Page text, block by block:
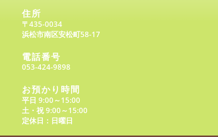
住所
〒435-0034
浜松市南区安松町58-17
電話番号
053-424-9898
お預かり時間
平日 9:00～15:00
土・祝 9:00～15:00
定休日：日曜日